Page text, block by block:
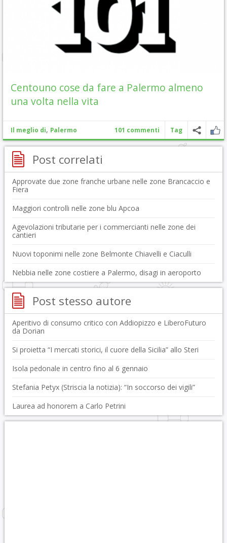
Centouno cose da fare a Palermo almeno
una volta nella vita
Il meglio di, Palermo 101 commenti Tag
Post correlati
Approvate due zone franche urbane nelle zone Brancaccio e
Fiera
Maggiori controlli nelle zone blu Apcoa
Agevolazioni tributarie per i commercianti nelle zone dei
cantieri
Nuovi toponimi nelle zone Belmonte Chiavelli e Ciaculli
Nebbia nelle zone costiere a Palermo, disagi in aeroporto
Post stesso autore
Aperitivo di consumo critico con Addiopizzo e LiberoFuturo
da Dorian
Si proietta “I mercati storici, il cuore della Sicilia” allo Steri
Isola pedonale in centro fino al 6 gennaio
Stefania Petyx (Striscia la notizia): “In soccorso dei vigili”
Laurea ad honorem a Carlo Petrini